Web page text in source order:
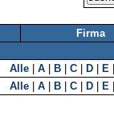
Firma
Alle A B C D E
Alle
A B C D E